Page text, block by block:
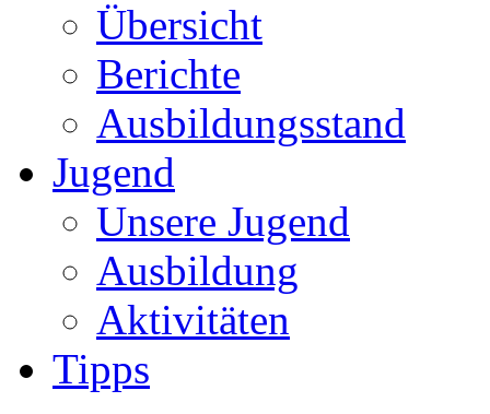
Übersicht
Berichte
Ausbildungsstand
Jugend
Unsere Jugend
Ausbildung
Aktivitäten
Tipps